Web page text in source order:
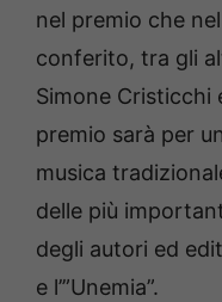
nel premio che
conferito, tra gli
Simone Cristicchi
premio sarà per
musica
delle più
degli autori ed
e l’”Unemia”.